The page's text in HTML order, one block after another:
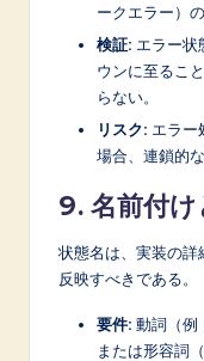
ークエラー）
検証: エラー状
ウンに至るこ
らない。
リスク: エラー
場合、連鎖的
9. 名前付
状態名は、実装の詳
反映すべきである。
要件: 動詞（
または形容詞